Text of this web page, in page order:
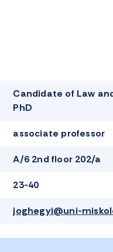
Candidate of Law
PhD
associate professor
A/6 2nd floor 202/a
23-40
joghegyi@uni-